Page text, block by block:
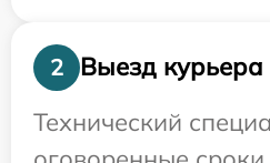
2
Выезд курьера
Технический